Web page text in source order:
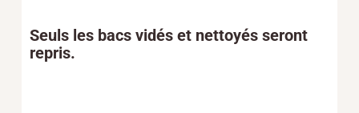
Seuls les bacs vidés et nettoyés seront
repris.